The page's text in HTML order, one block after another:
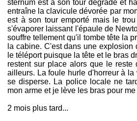
sternum est à son tour dégradé et
entraîne la clavicule dévorée par
est à son tour emporté mais le
s'évaporer laissant l'épaule de
souffre tellement qu'il tombe tête la
la cabine. C'est dans une explosion
le téléport puisque la tête et le bras
restent sur place alors que le reste
ailleurs. La foule hurle d'horreur à
se disperse. La police locale ne
mon arme et je lève les bras pour me
2 mois plus tard...